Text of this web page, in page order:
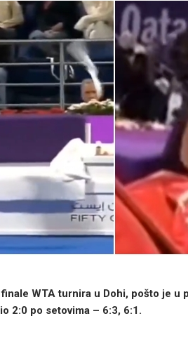
WTA turnira u Dohi, pošto je
2:0 po setovima – 6:3, 6:1.